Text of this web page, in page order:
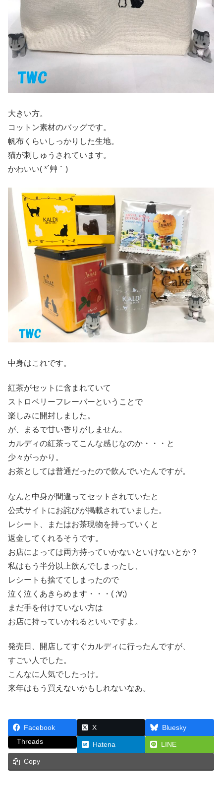
大きい方。
コットン素材のバッグです。
帆布くらいしっかりした生地。
猫が刺しゅうされています。
かわいい( *´艸｀)
中身はこれです。
紅茶がセットに含まれていて
ストロベリーフレーバーということで
楽しみに開封しました。
が、まるで甘い香りがしません。
カルディの紅茶ってこんな感じなのか・・・と
少々がっかり。
お茶としては普通だったので飲んでいたんですが。
なんと中身が間違ってセットされていたと
公式サイトにお詫びが掲載されていました。
レシート、またはお茶現物を持っていくと
返金してくれるそうです。
お店によっては両方持っていかないといけないとか？
私はもう半分以上飲んでしまったし、
レシートも捨ててしまったので
泣く泣くあきらめます・・・( ;∀;)
まだ手を付けていない方は
お店に持っていかれるといいですよ。
発売日、開店してすぐカルディに行ったんですが、
すごい人でした。
こんなに人気でしたっけ。
来年はもう買えないかもしれないなあ。
Facebook X
Bluesky
Threads
Hatena LINE
Copy